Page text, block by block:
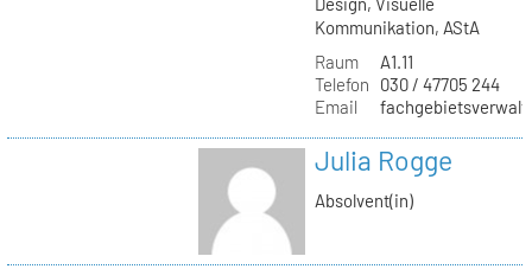
Kommunikation, AStA
Raum
A1.11
Telefon
030 / 47705 244
Email
Julia Rogge
Absolvent(in)